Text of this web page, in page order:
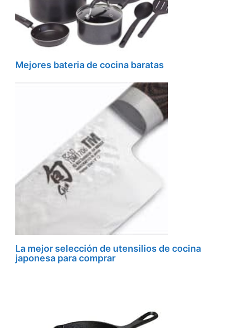
Mejores bateria de cocina baratas
La mejor selección de utensilios de cocina
japonesa para comprar